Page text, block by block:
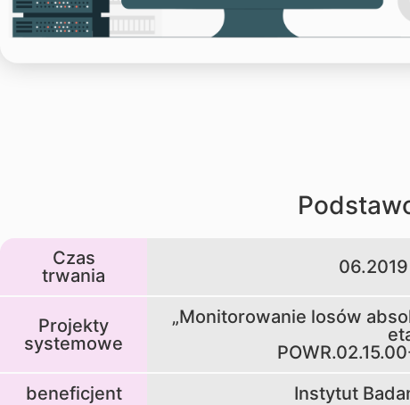
Czas
trwania
Projekty
systemowe
„Monitorowanie losów
beneficjent
Instytut